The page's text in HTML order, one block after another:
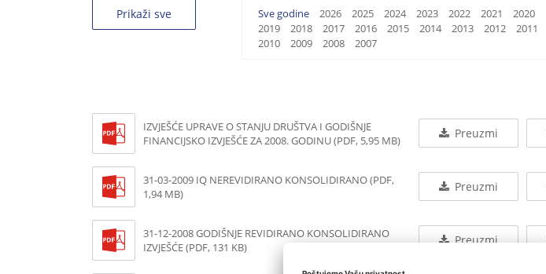
Prikaži sve Sve godine 2026 2025 2024 2023 2022 2021
2020
2019
2018 2017 2016 2015 2014 2013 2012
2011
2010
2009 2008 2007
IZVJEŠĆE UPRAVE O STANJU DRUŠTVA I GODIŠNJE
FINANCIJSKO IZVJEŠĆE ZA 2008. GODINU (PDF, 5,95 MB)
Preuzmi
31-03-2009 IQ NEREVIDIRANO KONSOLIDIRANO (PDF,
1,94 MB)
Preuzmi
31-12-2008 GODIŠNJE REVIDIRANO KONSOLIDIRANO
IZVJEŠĆE (PDF, 131 KB)
Preuzmi